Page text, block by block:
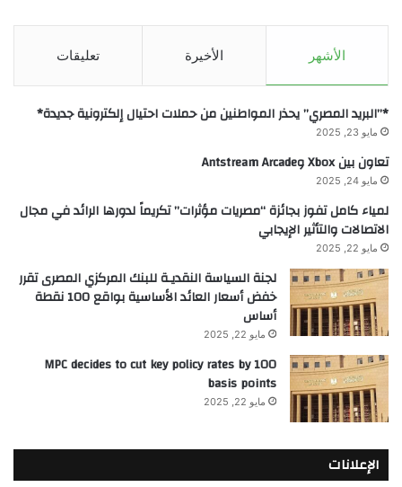
الأشهر الأخيرة تعليقات
*”البريد المصري” يحذر المواطنين من حملات احتيال إلكترونية جديدة*
مايو 23, 2025
تعاون بين Xbox وAntstream Arcade
مايو 24, 2025
لمياء كامل تفوز بجائزة “مصريات مؤثرات” تكريماً لدورها الرائد في مجال
الاتصالات والتأثير الإيجابي
مايو 22, 2025
لجنة السياسة النقديـة للبنك المركزي المصرى تقرر
خفض أسعار العائد الأساسية بواقع 100 نقطة
أساس
مايو 22, 2025
MPC decides to cut key policy rates by 100
basis points
مايو 22, 2025
الإعلانات